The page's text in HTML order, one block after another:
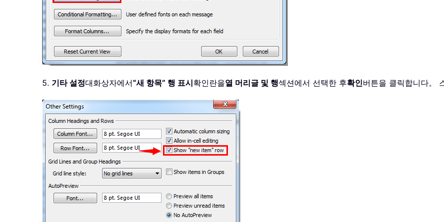
5. 기타 설정대화상자에서“새 항목” 행 표시확인란을열 머리글 및 행섹션에서 선택한 후확인버튼을 클릭합니다。